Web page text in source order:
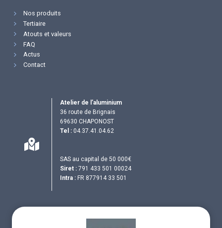
Nos produits
Tertiaire
Atouts et valeurs
FAQ
Actus
Contact
Atelier de l’aluminium
36 route de Brignais
69630 CHAPONOST
Tel : 04.37.41.04.62
SAS au capital de 50 000€
Siret : 791 433 501 00024
Intra : FR 877914 33 501